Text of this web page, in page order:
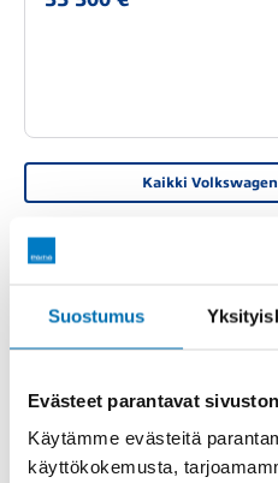
Suostumus
Evästeet parantavat
Käytämme evästeitä
käyttökokemusta,
Kaikki
PERUSTIEDOT
Katsastettu